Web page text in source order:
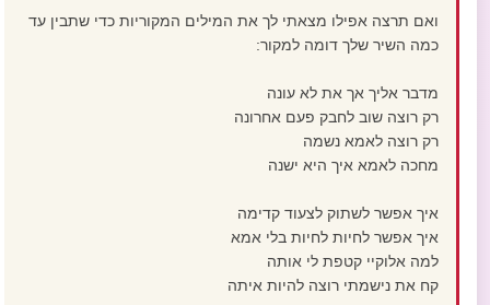
ואם תרצה אפילו מצאתי לך את המילים המקוריות כדי שתבין עד
כמה השיר שלך דומה למקור:
מדבר אליך אך את לא עונה
רק רוצה שוב לחבק פעם אחרונה
רק רוצה לאמא נשמה
מחכה לאמא איך היא ישנה
איך אפשר לשתוק לצעוד קדימה
איך אפשר לחיות לחיות בלי אמא
למה אלוקיי קטפת לי אותה
קח את נישמתי רוצה להיות איתה